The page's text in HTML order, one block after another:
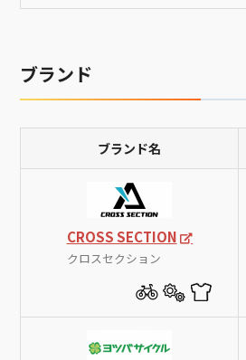
ブランド
ブランド名
CROSS SECTION
クロスセクション